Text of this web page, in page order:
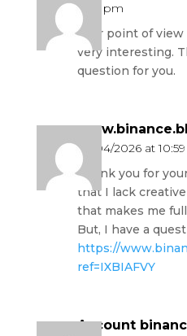
2:50 pm
Your point of view
very interesting.
question for you.
30/04/2026 at
Thank you for
that I lack
that makes me
But, I have a
https://
ref=IXBIAFVY
Account